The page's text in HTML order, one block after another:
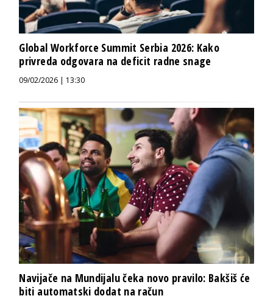
Global Workforce Summit Serbia 2026: Kako
privreda odgovara na deficit radne snage
09/02/2026 | 13:30
Navijače na Mundijalu čeka novo pravilo: Bakšiš će
biti automatski dodat na račun